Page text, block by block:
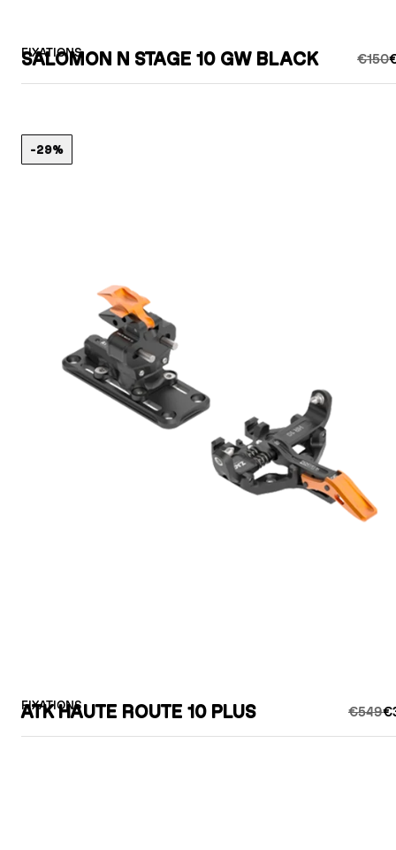
FIXATIONS
SALOMON N STAGE 10 GW BLACK €150
FIXATIONS
ATK HAUTE ROUTE 10 PLUS €549
-29%